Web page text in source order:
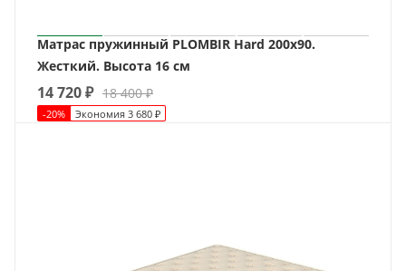
Матрас пружинный PLOMBIR Hard 200x90.
Жесткий. Высота 16 см
14 720₽ 18 400₽
-20% Экономия 3 680 ₽